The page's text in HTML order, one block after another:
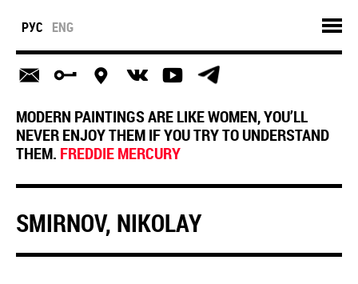
РУС ENG
MODERN PAINTINGS ARE LIKE WOMEN, YOU’LL
NEVER ENJOY THEM IF YOU TRY TO UNDERSTAND
THEM. FREDDIE MERCURY
SMIRNOV, NIKOLAY